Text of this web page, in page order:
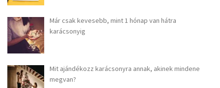
Már csak kevesebb, mint 1 hónap van hátra
karácsonyig
Mit ajándékozz karácsonyra annak, akinek mindene
megvan?